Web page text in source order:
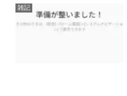
雑記